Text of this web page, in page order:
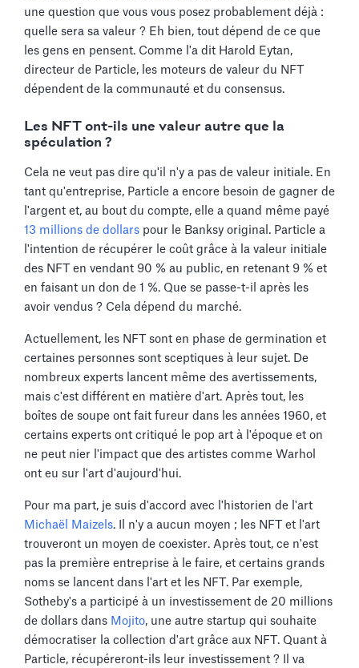
une question que vous vous posez probablement déjà :
quelle sera sa valeur ? Eh bien, tout dépend de ce que
les gens en pensent. Comme l'a dit Harold Eytan,
directeur de Particle, les moteurs de valeur du NFT
dépendent de la communauté et du consensus.
Les NFT ont-ils une valeur autre que la
spéculation ?
Cela ne veut pas dire qu'il n'y a pas de valeur initiale. En
tant qu'entreprise, Particle a encore besoin de gagner de
l'argent et, au bout du compte, elle a quand même payé
13 millions de dollars pour le Banksy original. Particle a
l'intention de récupérer le coût grâce à la valeur initiale
des NFT en vendant 90 % au public, en retenant 9 % et
en faisant un don de 1 %. Que se passe-t-il après les
avoir vendus ? Cela dépend du marché.
Actuellement, les NFT sont en phase de germination et
certaines personnes sont sceptiques à leur sujet. De
nombreux experts lancent même des avertissements,
mais c'est différent en matière d'art. Après tout, les
boîtes de soupe ont fait fureur dans les années 1960, et
certains experts ont critiqué le pop art à l'époque et on
ne peut nier l'impact que des artistes comme Warhol
ont eu sur l'art d'aujourd'hui.
Pour ma part, je suis d'accord avec l'historien de l'art
Michaël Maizels. Il n'y a aucun moyen ; les NFT et l'art
trouveront un moyen de coexister. Après tout, ce n'est
pas la première entreprise à le faire, et certains grands
noms se lancent dans l'art et les NFT. Par exemple,
Sotheby's a participé à un investissement de 20 millions
de dollars dans Mojito, une autre startup qui souhaite
démocratiser la collection d'art grâce aux NFT. Quant à
Particle, récupéreront-ils leur investissement ? Il va